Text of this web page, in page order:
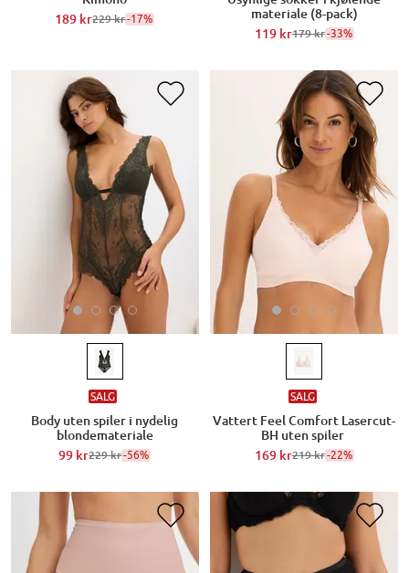
189 kr229 kr-17%
materiale (8-pack)
119 kr179 kr-33%
SALG
Body uten spiler i nydelig
blondemateriale
99 kr229 kr-56%
SALG
Vattert Feel Comfort Lasercut-
BH uten spiler
169 kr219 kr-22%